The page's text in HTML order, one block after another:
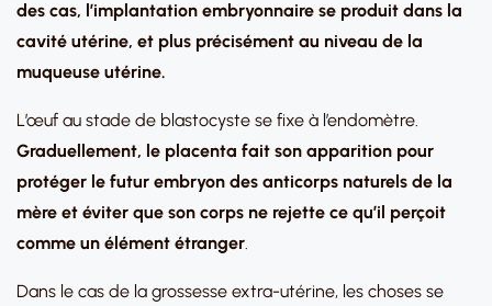
des cas, l’implantation embryonnaire se produit dans la
cavité utérine, et plus précisément au niveau de la
muqueuse utérine.
L’œuf au stade de blastocyste se fixe à l’endomètre.
Graduellement, le placenta fait son apparition pour
protéger le futur embryon des anticorps naturels de la
mère et éviter que son corps ne rejette ce qu’il perçoit
comme un élément étranger.
Dans le cas de la grossesse extra-utérine, les choses se